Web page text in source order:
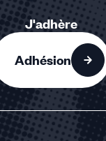
J'adhère
Adhésion